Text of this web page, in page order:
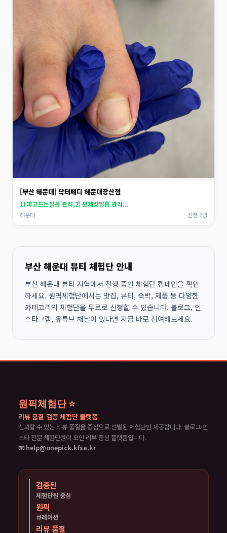
[부산 해운대] 닥터페디 해운대장산점
1) 파고드는발톱 관리,2) 문제성발톱 관리...
해운대 신청 2명
부산 해운대 뷰티 체험단 안내
부산 해운대 뷰티 지역에서 진행 중인 체험단 캠페인을 확인
하세요. 원픽체험단에서는 맛집, 뷰티, 숙박, 제품 등 다양한
카테고리의 체험단을 무료로 신청할 수 있습니다. 블로그, 인
스타그램, 유튜브 채널이 있다면 지금 바로 참여해보세요.
원픽체험단 ⭐
리뷰 품질 검증 체험단 플랫폼
신뢰할 수 있는 리뷰 품질을 중심으로 선별된 체험단만 제공합니다. 블로그·인
스타 전문 체험단원이 모인 리뷰 중심 플랫폼입니다.
📧 help@onepick.kfsa.kr
검증된
체험단원 중심
원픽
큐레이션
리뷰 품질